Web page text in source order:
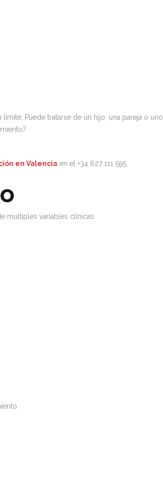
Puede tratarse de un hijo, una pareja o uno
en Valencia en el +34 627 111 595.
múltiples variables clínicas.